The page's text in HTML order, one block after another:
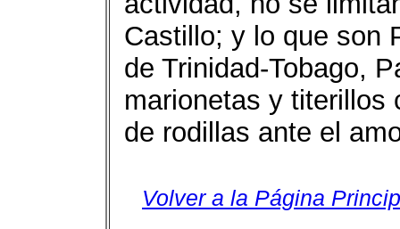
Castillo; y lo que son
de Trinidad-Tobago,
marionetas y titerillos
de rodillas ante el
Volver a la Página